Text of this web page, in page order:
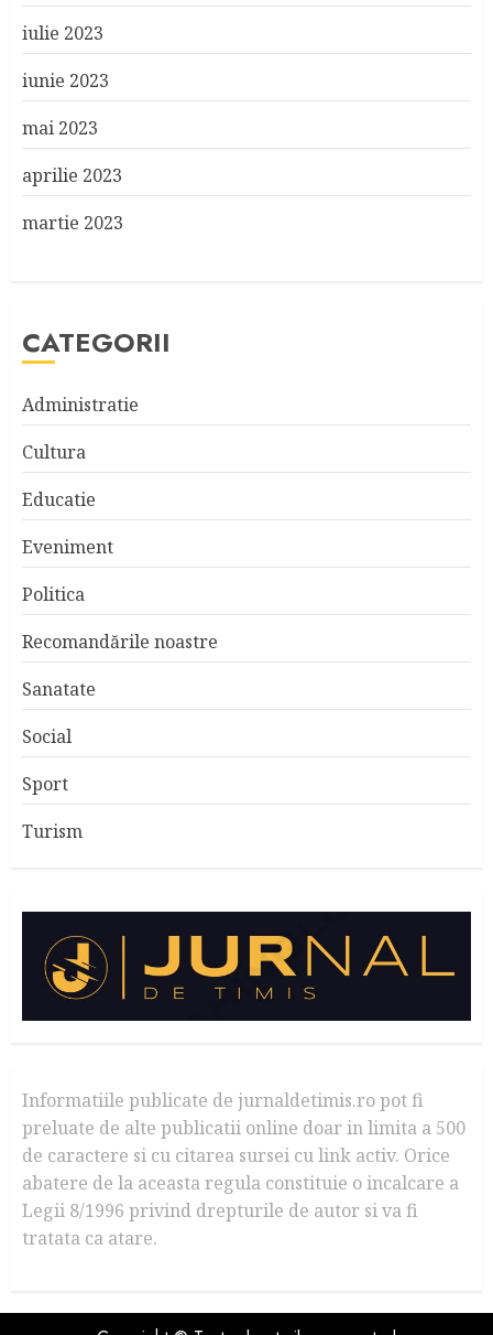
iulie 2023
iunie 2023
mai 2023
aprilie 2023
martie 2023
CATEGORII
Administratie
Cultura
Educatie
Eveniment
Politica
Recomandările noastre
Sanatate
Social
Sport
Turism
Informatiile publicate de jurnaldetimis.ro pot fi
preluate de alte publicatii online doar in limita a 500
de caractere si cu citarea sursei cu link activ. Orice
abatere de la aceasta regula constituie o incalcare a
Legii 8/1996 privind drepturile de autor si va fi
tratata ca atare.